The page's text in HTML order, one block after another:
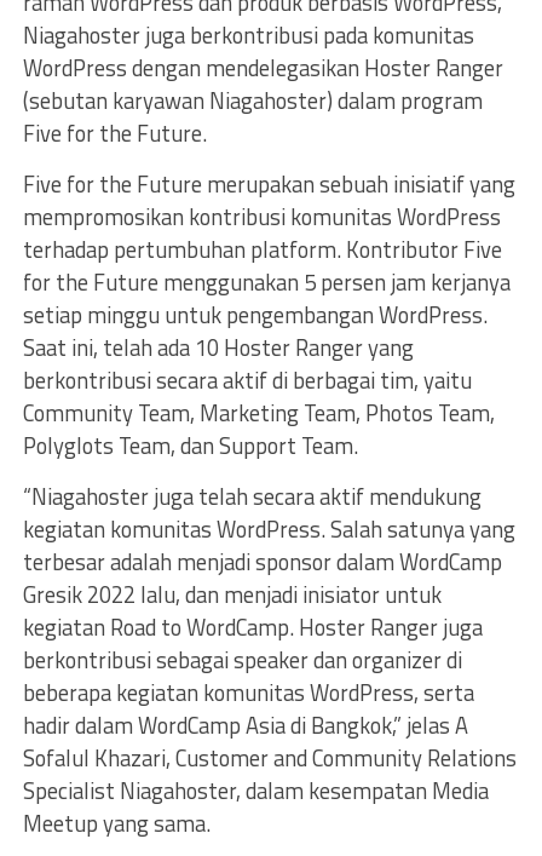
Niagahoster juga berkontribusi pada komunitas
WordPress dengan mendelegasikan Hoster Ranger
(sebutan karyawan Niagahoster) dalam program
Five for the Future.
Five for the Future merupakan sebuah inisiatif yang
mempromosikan kontribusi komunitas WordPress
terhadap pertumbuhan platform. Kontributor Five
for the Future menggunakan 5 persen jam kerjanya
setiap minggu untuk pengembangan WordPress.
Saat ini, telah ada 10 Hoster Ranger yang
berkontribusi secara aktif di berbagai tim, yaitu
Community Team, Marketing Team, Photos Team,
Polyglots Team, dan Support Team.
“Niagahoster juga telah secara aktif mendukung
kegiatan komunitas WordPress. Salah satunya yang
terbesar adalah menjadi sponsor dalam WordCamp
Gresik 2022 lalu, dan menjadi inisiator untuk
kegiatan Road to WordCamp. Hoster Ranger juga
berkontribusi sebagai speaker dan organizer di
beberapa kegiatan komunitas WordPress, serta
hadir dalam WordCamp Asia di Bangkok,” jelas A
Sofalul Khazari, Customer and Community Relations
Specialist Niagahoster, dalam kesempatan Media
Meetup yang sama.